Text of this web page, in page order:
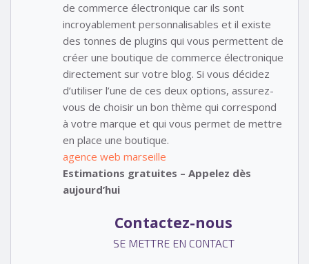
de commerce électronique car ils sont
incroyablement personnalisables et il existe
des tonnes de plugins qui vous permettent de
créer une boutique de commerce électronique
directement sur votre blog. Si vous décidez
d’utiliser l’une de ces deux options, assurez-
vous de choisir un bon thème qui correspond
à votre marque et qui vous permet de mettre
en place une boutique.
agence web marseille
Estimations gratuites – Appelez dès
aujourd’hui
Contactez-nous
SE METTRE EN CONTACT